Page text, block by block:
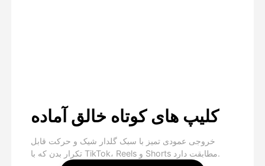
کلیپ های کوتاه خالق آماده
خروجی عمودی تمیز با سبک گلدار شیک و حرکت قابل
تکرار بدن که با TikTok، Reels و Shorts مطابقت دارد.